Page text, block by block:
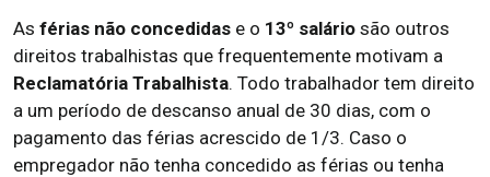
As férias não concedidas e o 13º salário são outros
direitos trabalhistas que frequentemente motivam a
Reclamatória Trabalhista. Todo trabalhador tem direito
a um período de descanso anual de 30 dias, com o
pagamento das férias acrescido de 1/3. Caso o
empregador não tenha concedido as férias ou tenha